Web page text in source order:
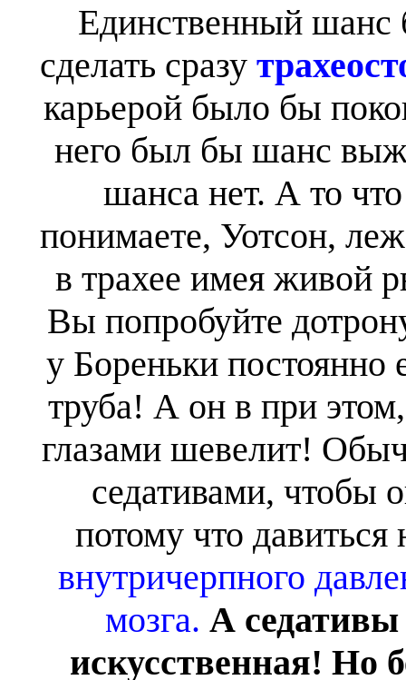
Единственный шанс
сделать сразу
карьерой было бы
него был бы шанс
шанса нет. А то
понимаете, Уотсон,
в трахее имея живой
Вы попробуйте
у Бореньки постоянно
труба! А он в при
глазами шевелит!
седативами, чтобы
потому что давиться
внутричерпного
мозга. А седативы
искусственная! Но